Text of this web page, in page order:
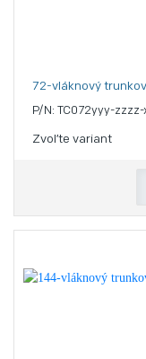
72-vláknový
P/N: TC072yyy-zzzz-
Zvoľte variant